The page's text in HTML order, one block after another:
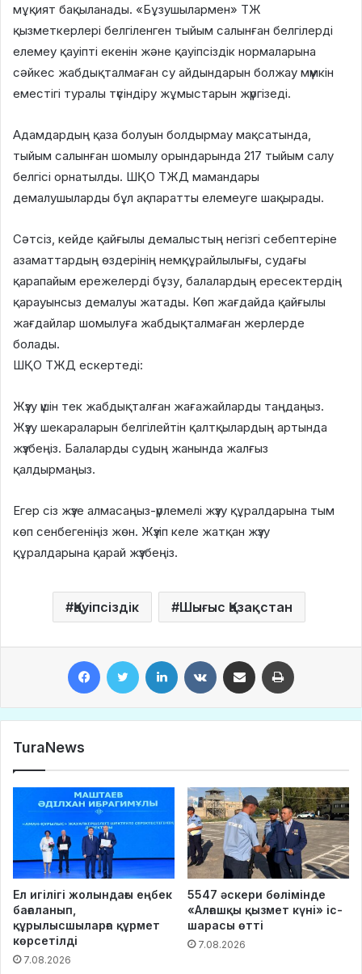
мұқият бақыланады. «Бұзушылармен» ТЖ
қызметкерлері белгіленген тыйым салынған белгілерді
елемеу қауіпті екенін және қауіпсіздік нормаларына
сәйкес жабдықталмаған су айдындарын болжау мүмкін
еместігі туралы түсіндіру жұмыстарын жүргізеді.
Адамдардың қаза болуын болдырмау мақсатында,
тыйым салынған шомылу орындарында 217 тыйым салу
белгісі орнатылды. ШҚО ТЖД мамандары
демалушыларды бұл ақпаратты елемеуге шақырады.
Сәтсіз, кейде қайғылы демалыстың негізгі себептеріне
азаматтардың өздерінің немқұрайлылығы, судағы
қарапайым ережелерді бұзу, балалардың ересектердің
қарауынсыз демалуы жатады. Көп жағдайда қайғылы
жағдайлар шомылуға жабдықталмаған жерлерде
болады.
ШҚО ТЖД ескертеді:
Жүзу үшін тек жабдықталған жағажайларды таңдаңыз.
Жүзу шекараларын белгілейтін қалтқылардың артында
жүзбеңіз. Балаларды судың жанында жалғыз
қалдырмаңыз.​ ​ ​ ​ ​ ​
Егер сіз жүзе алмасаңыз-үрлемелі жүзу құралдарына тым
көп сенбегеніңіз жөн. Жүзіп келе жатқан жүзу
құралдарына қарай жүзбеңіз.
Қауіпсіздік Шығыс Қазақстан
TuraNews
Ел игілігі жолындағы еңбек
бағаланып,
құрылысшыларға құрмет
көрсетілді
7.08.2026
5547 әскери бөлімінде
«Алғашқы қызмет күні» іс-
шарасы өтті
7.08.2026